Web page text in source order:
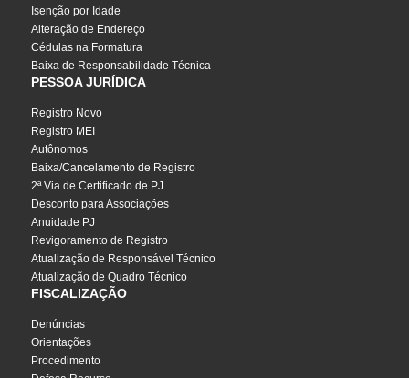
Isenção por Idade
Alteração de Endereço
Cédulas na Formatura
Baixa de Responsabilidade Técnica
PESSOA JURÍDICA
Registro Novo
Registro MEI
Autônomos
Baixa/Cancelamento de Registro
2ª Via de Certificado de PJ
Desconto para Associações
Anuidade PJ
Revigoramento de Registro
Atualização de Responsável Técnico
Atualização de Quadro Técnico
FISCALIZAÇÃO
Denúncias
Orientações
Procedimento